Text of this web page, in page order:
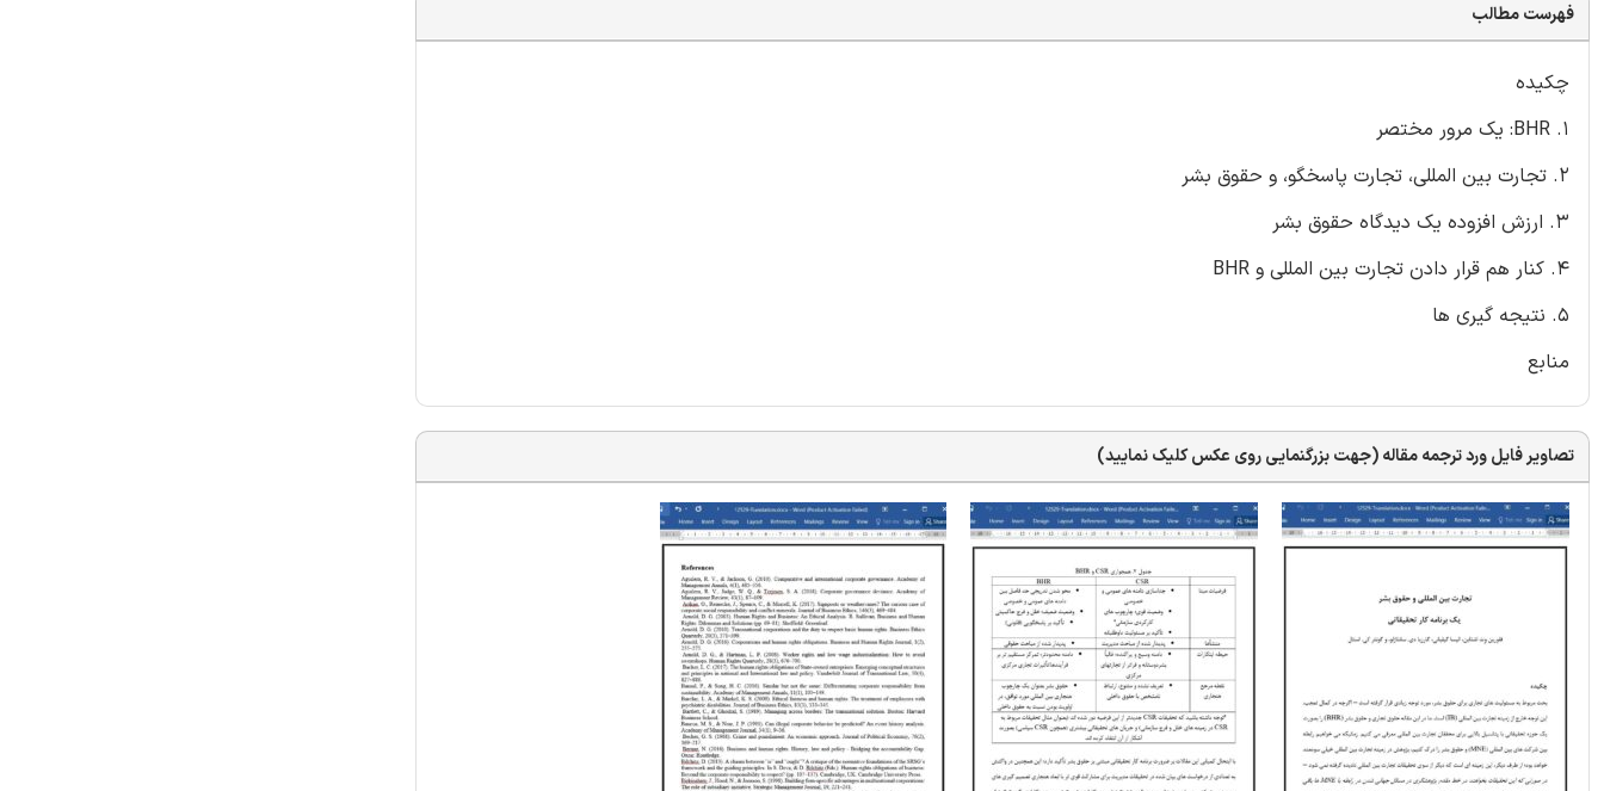
فهرست مطالب
چکیده
1. BHR: یک مرور مختصر
2. تجارت بین المللی، تجارت پاسخگو، و حقوق بشر
3. ارزش افزوده یک دیدگاه حقوق بشر
4. کنار هم قرار دادن تجارت بین المللی و BHR
5. نتیجه گیری ها
منابع
تصاویر فایل ورد ترجمه مقاله (جهت بزرگنمایی روی عکس کلیک نمایید)